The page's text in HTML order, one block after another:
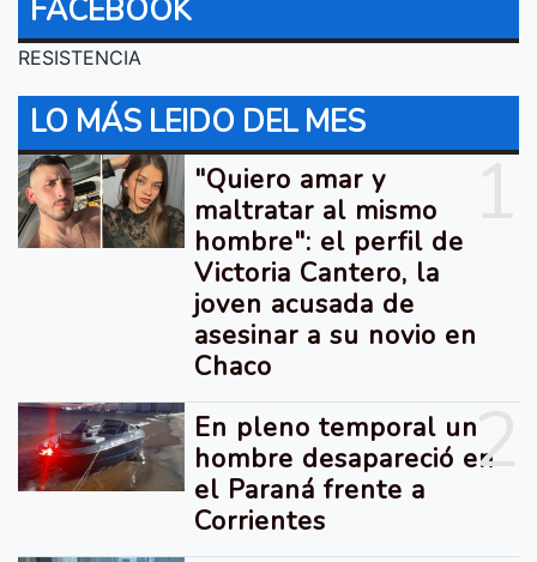
FACEBOOK
RESISTENCIA
LO MÁS LEIDO DEL MES
"Quiero amar y
maltratar al mismo
hombre": el perfil de
Victoria Cantero, la
joven acusada de
asesinar a su novio en
Chaco
2
En pleno temporal un
hombre desapareció en
el Paraná frente a
Corrientes